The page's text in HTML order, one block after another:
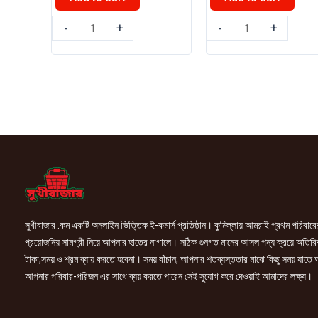
৳ 230.00.
৳ 220.00.
-
চিনিগুড়া
সুগন্ধি
+ -
মরিচ
গুঁড়া
+
সুখীবাজার .কম একটি অনলাইন ভিত্তিক ই-কমার্স প্রতিষ্ঠান। কুমিল্লায় আমরাই প্রথম
প্রয়োজনিয় সামগ্রী নিয়ে আপনার হাতের নাগালে। সঠিক গুনগত মানের আসল পন্য ক্রয়ে
টাকা,সময় ও শ্রম ব্যায় করতে হবেনা। সময় বাঁচান, আপনার শতব্যস্ততার মাঝে কিছু সময় যাতে
আপনার পরিবার-পরিজন এর সাথে ব্যয় করতে পারেন সেই সুযোগ করে দেওয়াই আমাদের লক্ষ্য।